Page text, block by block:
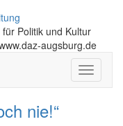
Politik und Kultur
augsburg.de
Toggle
nie!“